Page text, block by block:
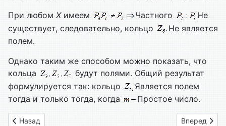
При любом Xимеем Частного
Не
существует, следовательно, кольцо
Не является
полем.
Однако таким же способом можно показать, что
кольца
будут полями. Общий результат
формулируется так: кольцо
Является полем
тогда и только тогда, когда
Простое число.
Предыдущий: 22. Математические структуры
Назад Следующий:
Вперед